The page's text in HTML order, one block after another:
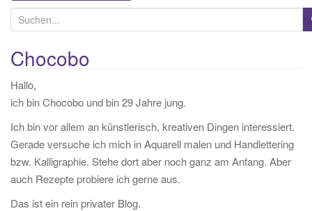
u
c
h
e
n
a
c
h
Chocobo
Hallo,
ich bin Chocobo und bin 29 Jahre jung.
Ich bin vor allem an künstlerisch, kreativen Dingen interessiert.
Gerade versuche ich mich in Aquarell malen und Handlettering
bzw. Kalligraphie. Stehe dort aber noch ganz am Anfang. Aber
auch Rezepte probiere ich gerne aus.
Das ist ein rein privater Blog.